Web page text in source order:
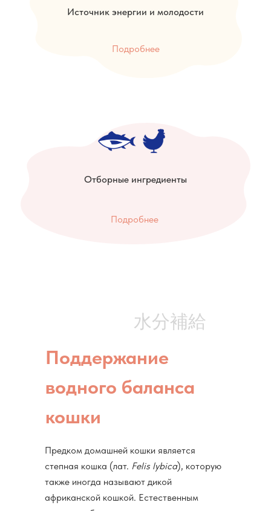
Источник энергии и молодости
Отборные ингредиенты
Подробнее
Подробнее
Поддержание
водного баланса
кошки
Предком домашней кошки является
степная кошка (лат. Felis lybica), которую
также иногда называют дикой
африканской кошкой. Естественным
水分補給